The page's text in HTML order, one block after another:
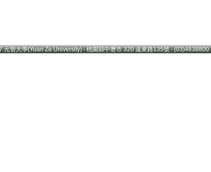
智大學(Yuan Ze University) ‧ 桃園縣中壢市 320 遠東路135號 ‧ (03)4638800